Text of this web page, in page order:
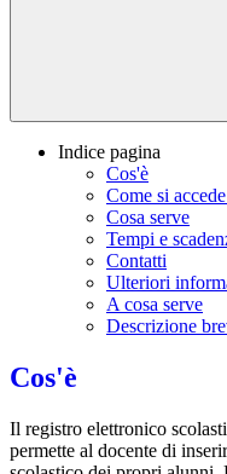
Indice pagina
Cos'è
Come si
Cosa serve
Tempi e
Contatti
Ulteriori
A cosa serve
Descrizione
Cos'è
Il registro elettronico
permette al docente di